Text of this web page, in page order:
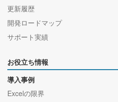
更新履歴
開発ロードマップ
サポート実績
お役立ち情報
導入事例
Excelの限界